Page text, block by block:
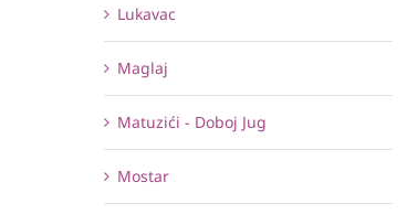
Lukavac
Maglaj
Matuzići - Doboj Jug
Mostar